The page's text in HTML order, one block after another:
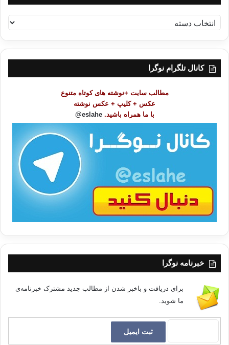
ه
ر
کانال تلگرام نوگرا
مطالب سایت +نوشته های کوتاه متنوع
عکس + کلیپ + عکس نوشته
با ما همراه باشید. eslahe@
خبرنامه نوگرا
برای دریافت و باخبر شدن از مطالب جدید مشترک خبرنامه‌ی
ما شوید.